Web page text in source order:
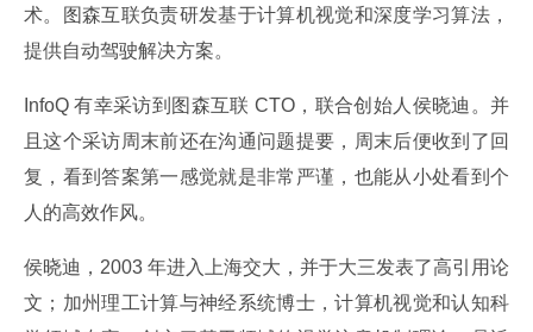
术。图森互联负责研发基于计算机视觉和深度学习算法，
提供自动驾驶解决方案。
InfoQ 有幸采访到图森互联 CTO，联合创始人侯晓迪。并
且这个采访周末前还在沟通问题提要，周末后便收到了回
复，看到答案第一感觉就是非常严谨，也能从小处看到个
人的高效作风。
侯晓迪，2003 年进入上海交大，并于大三发表了高引用论
文；加州理工计算与神经系统博士，计算机视觉和认知科